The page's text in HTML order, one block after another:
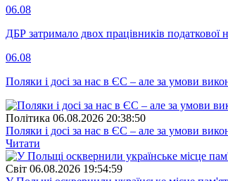
06.08
ДБР затримало двох працівників
06.08
Поляки і досі за нас в ЄС – але за умови
Полiтика 06.08.2026 20:38:50
Поляки і досі за нас в ЄС – але за умови
Читати
Свiт 06.08.2026 19:54:59